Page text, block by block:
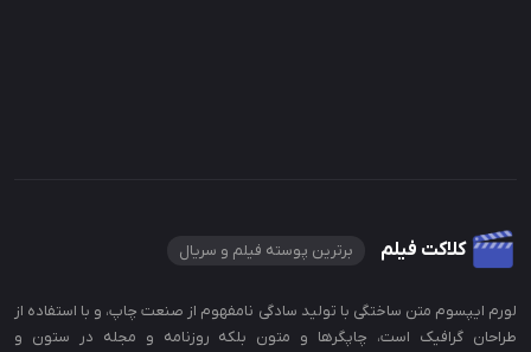
کلاکت فیلم برترین پوسته فیلم و سریال
لورم ایپسوم متن ساختگی با تولید سادگی نامفهوم از صنعت چاپ، و با استفاده از
طراحان گرافیک است، چاپگرها و متون بلکه روزنامه و مجله در ستون و